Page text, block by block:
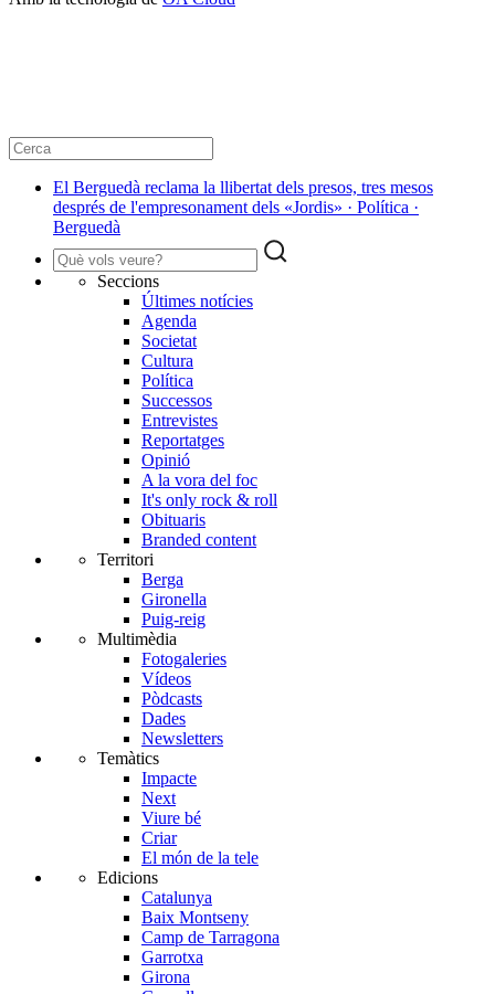
El Berguedà reclama la llibertat dels presos, tres mesos
després de l'empresonament dels «Jordis» · Política ·
Berguedà
Seccions
Últimes notícies
Agenda
Societat
Cultura
Política
Successos
Entrevistes
Reportatges
Opinió
A la vora del foc
It's only rock & roll
Obituaris
Branded content
Territori
Berga
Gironella
Puig-reig
Multimèdia
Fotogaleries
Vídeos
Pòdcasts
Dades
Newsletters
Temàtics
Impacte
Next
Viure bé
Criar
El món de la tele
Edicions
Catalunya
Baix Montseny
Camp de Tarragona
Garrotxa
Girona